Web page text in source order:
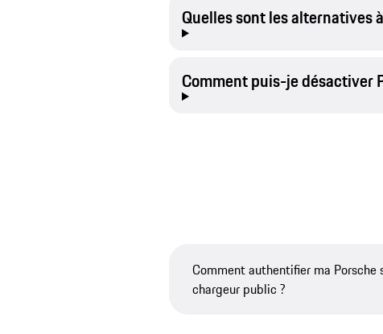
Quelles sont les alternatives
Comment puis-je désactiver
Comment authentifier ma Porsche
chargeur public ?